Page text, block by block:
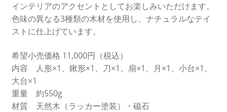
インテリアのアクセントとしてお楽しみいただけます。
色味の異なる3種類の木材を使用し、ナチュラルなテイ
ストに仕上げています。
希望小売価格 11,000円（税込）
内容 人形×1、鍬形×1、刀×1、扇×1、月×1、小台×1、
大台×1
重量 約550g
材質 天然木（ラッカー塗装）・磁石